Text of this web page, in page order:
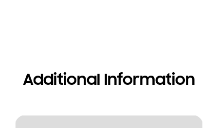
Additional Information